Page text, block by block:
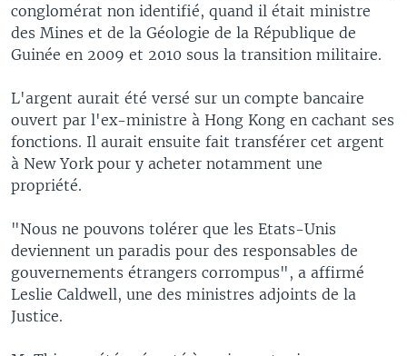
conglomérat non identifié, quand il était ministre
des Mines et de la Géologie de la République de
Guinée en 2009 et 2010 sous la transition militaire.
L'argent aurait été versé sur un compte bancaire
ouvert par l'ex-ministre à Hong Kong en cachant ses
fonctions. Il aurait ensuite fait transférer cet argent
à New York pour y acheter notamment une
propriété.
"Nous ne pouvons tolérer que les Etats-Unis
deviennent un paradis pour des responsables de
gouvernements étrangers corrompus", a affirmé
Leslie Caldwell, une des ministres adjoints de la
Justice.